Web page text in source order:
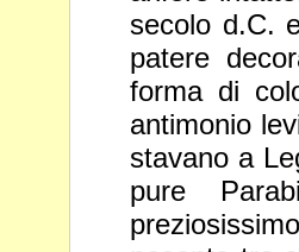
secolo d.C.
patere
forma di
antimonio
stavano a
pure